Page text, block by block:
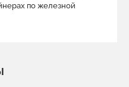
по железной